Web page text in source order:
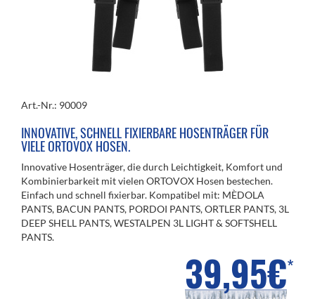
Art.-Nr.: 90009
INNOVATIVE, SCHNELL FIXIERBARE HOSENTRÄGER FÜR
VIELE ORTOVOX HOSEN.
Innovative Hosenträger, die durch Leichtigkeit, Komfort und
Kombinierbarkeit mit vielen ORTOVOX Hosen bestechen.
Einfach und schnell fixierbar. Kompatibel mit: MÈDOLA
PANTS, BACUN PANTS, PORDOI PANTS, ORTLER PANTS, 3L
DEEP SHELL PANTS, WESTALPEN 3L LIGHT & SOFTSHELL
PANTS.
39,95€*